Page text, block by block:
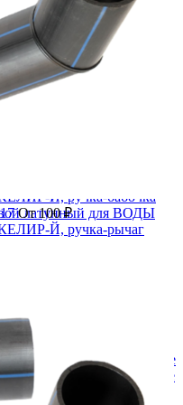
Й, ручка-бабочка
латунный для ВОДЫ
Й, ручка-рычаг
шаровые полнопроходные
шаровые редуцированные
17От100₽